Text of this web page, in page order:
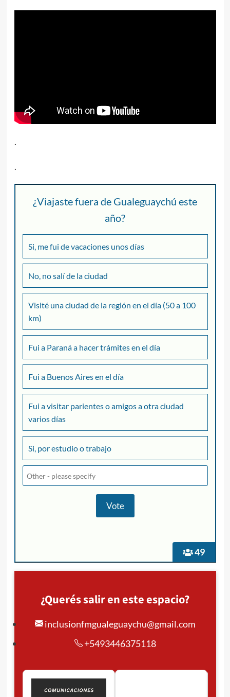
.
.
49
¿Viajaste fuera de Gualeguaychú este
año?
Si, me fui de vacaciones unos días
No, no salí de la ciudad
Visité una ciudad de la región en el día (50 a 100
km)
Fui a Paraná a hacer trámites en el día
Fui a Buenos Aires en el día
Fui a visitar parientes o amigos a otra ciudad
varios días
Si, por estudio o trabajo
¿Querés salir en este espacio?
inclusionfmgualeguaychu@gmail.com
+5493446375118